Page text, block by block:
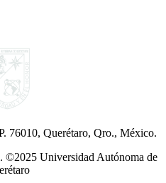
76010, Querétaro, Qro., México.
©2025 Universidad Autónoma de